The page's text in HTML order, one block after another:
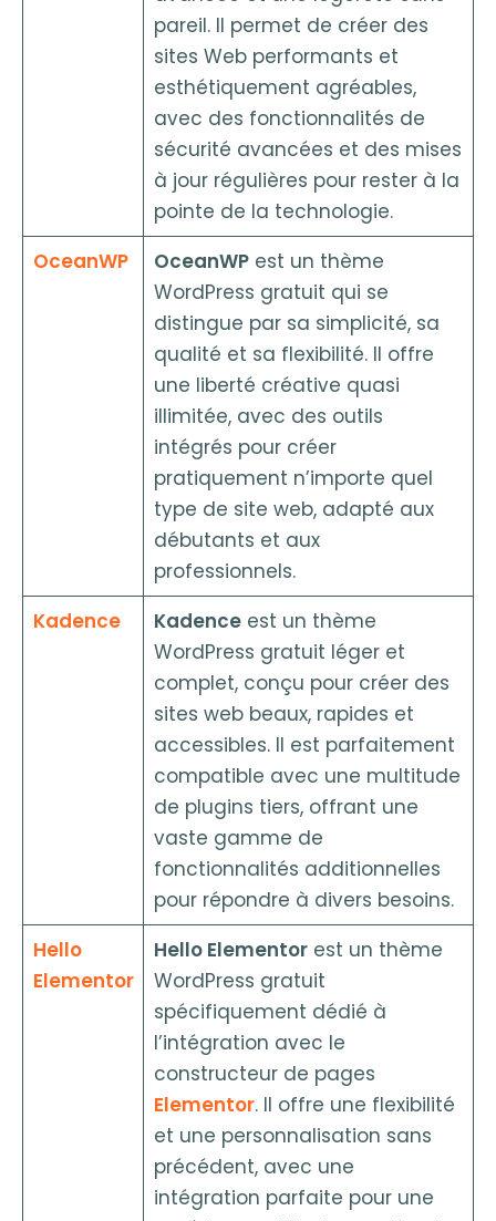
pareil. Il permet de créer des
sites Web performants et
esthétiquement agréables,
avec des fonctionnalités de
sécurité avancées et des mises
à jour régulières pour rester à la
pointe de la technologie.
OceanWP
OceanWPest un thème
WordPress gratuit qui se
distingue par sa simplicité, sa
qualité et sa flexibilité. Il offre
une liberté créative quasi
illimitée, avec des outils
intégrés pour créer
pratiquement n’importe quel
type de site web, adapté aux
débutants et aux
professionnels.
Kadence
Kadenceest un thème
WordPress gratuit léger et
complet, conçu pour créer des
sites web beaux, rapides et
accessibles. Il est parfaitement
compatible avec une multitude
de plugins tiers, offrant une
vaste gamme de
fonctionnalités additionnelles
pour répondre à divers besoins.
Hello
Elementor
Hello Elementorest un thème
WordPress gratuit
spécifiquement dédié à
l’intégration avec le
constructeur de pages
Elementor. Il offre une flexibilité
et une personnalisation sans
précédent, avec une
intégration parfaite pour une